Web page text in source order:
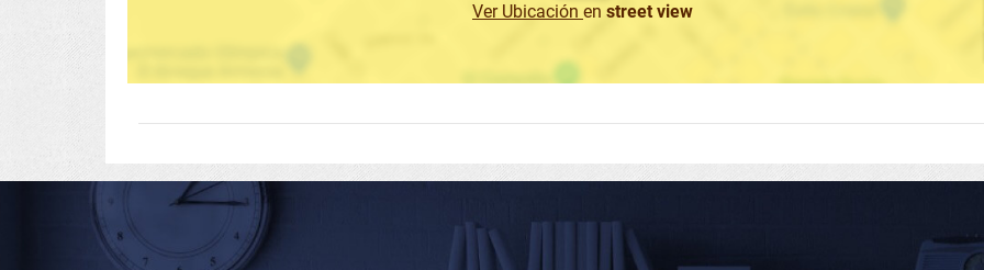
Ver Ubicación en street view